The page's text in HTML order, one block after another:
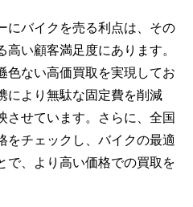
にバイクを売る利点は、その
い顧客満足度にあります。
色ない高価買取を実現してお
により無駄な固定費を削減
させています。さらに、全国
をチェックし、バイクの最適
で、より高い価格での買取を